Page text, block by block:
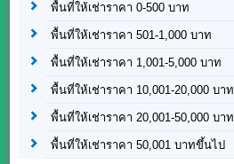
พื้นที่ให้เช่าราคา 0-500 บาท
พื้นที่ให้เช่าราคา 501-1,000 บาท
พื้นที่ให้เช่าราคา 1,001-5,000 บาท
พื้นที่ให้เช่าราคา 10,001-20,000 บาท
พื้นที่ให้เช่าราคา 20,001-50,000 บาท
พื้นที่ให้เช่าราคา 50,001 บาทขึ้นไป